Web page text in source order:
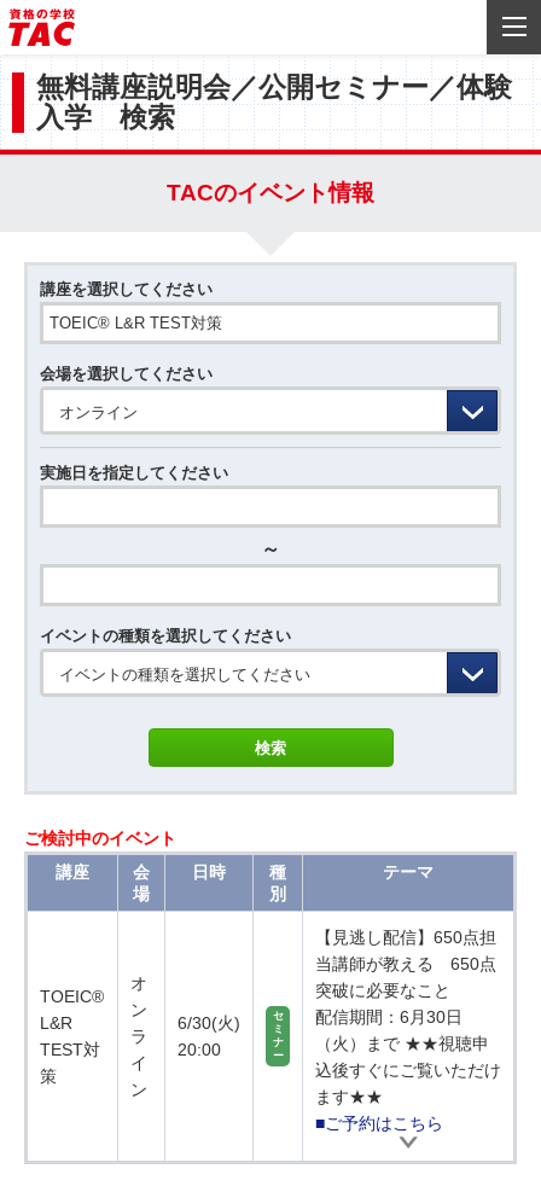
無料講座説明会／公開セミナー／体験
入学 検索
TACのイベント情報
講座を選択してください
会場を選択してください
オンライン
実施日を指定してください
～
イベントの種類を選択してください
イベントの種類を選択してください
ご検討中のイベント
講座
会
場
日時
種
別
テーマ
TOEIC®
L&R
TEST対
策
オ
ン
ラ
イ
ン
6/30(火)
20:00
セ
ミ
ナ
ー
【見逃し配信】650点担
当講師が教える 650点
突破に必要なこと
配信期間：6月30日
（火）まで ★★視聴申
込後すぐにご覧いただけ
ます★★
■ご予約はこちら